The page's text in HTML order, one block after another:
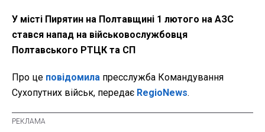
У місті Пирятин на Полтавщині 1 лютого на АЗС
стався напад на військовослужбовця
Полтавського РТЦК та СП
Про це повідомила пресслужба Командування
Сухопутних військ, передає RegioNews.